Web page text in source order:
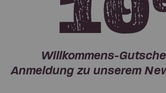
Willkommens-
Anmeldung zu unserem